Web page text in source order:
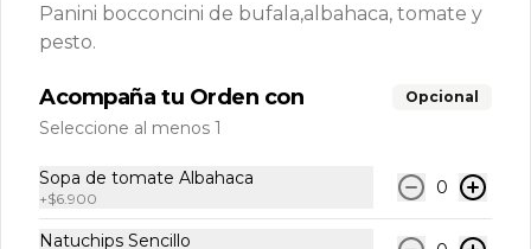
Sopas
Mexicana Pecaminosa
aguacate y cilantro
Panini bocconcini de bufala,albahaca, tomate y
pesto.
Acompaña tu Orden con Opcional
Seleccione al menos 1
Sopa de tomate Albahaca
+$6.900
0
Natuchips Sencillo